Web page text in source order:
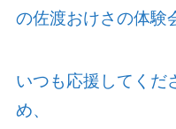
の佐渡おけさの体験
いつも応援してくだ
め、